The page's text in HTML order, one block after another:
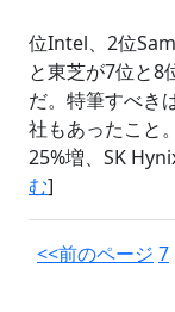
位Intel、2位
と東芝が7位と8
だ。特筆すべき
社もあったこと
25%増、SK
む]
<<前のページ 7